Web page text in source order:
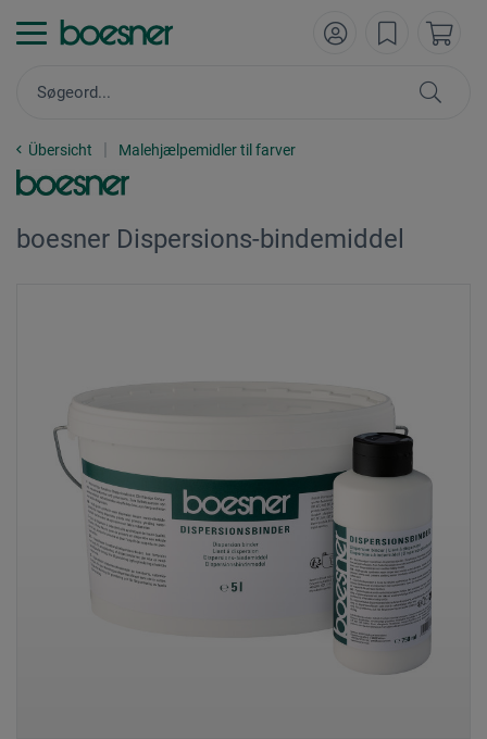
Übersicht Malehjælpemidler til farver
boesner Dispersions-bindemiddel